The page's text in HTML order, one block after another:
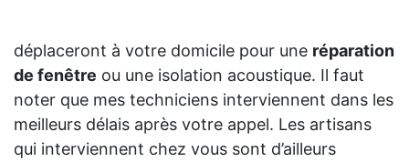
déplaceront à votre domicile pour une réparation
de fenêtre ou une isolation acoustique. Il faut
noter que mes techniciens interviennent dans les
meilleurs délais après votre appel. Les artisans
qui interviennent chez vous sont d’ailleurs